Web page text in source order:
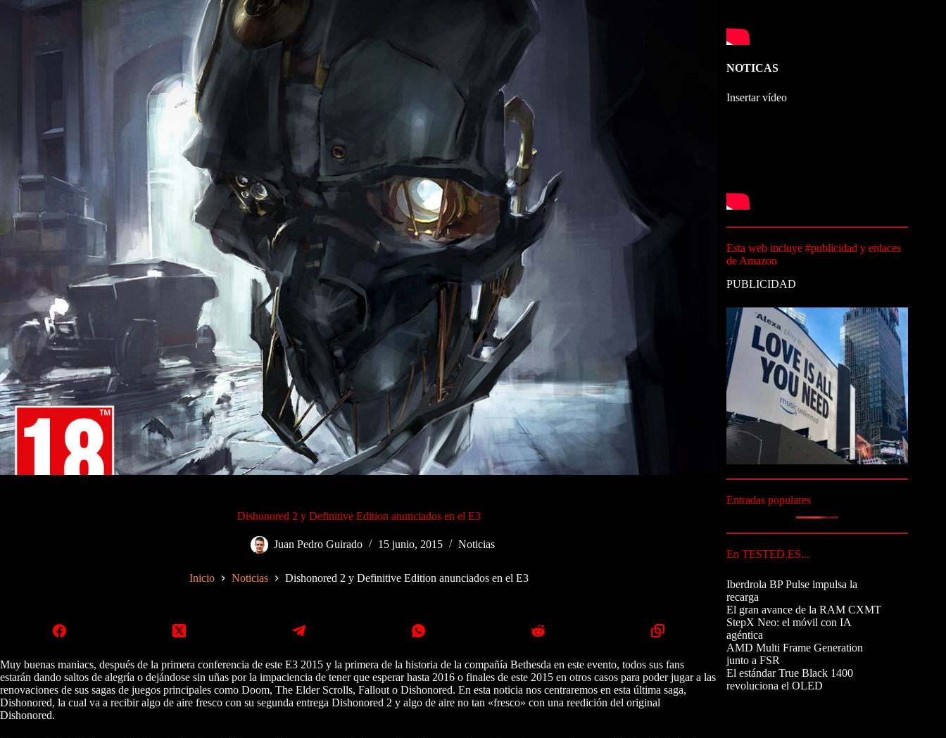
Dishonored 2 y Definitive Edition anunciados en el E3
Juan Pedro Guirado 15 junio, 2015 Noticias
Inicio Noticias Dishonored 2 y Definitive Edition anunciados en el E3
Muy buenas maniacs, después de la primera conferencia de este E3 2015 y la primera de la historia de la compañía Bethesda en este evento, todos sus fans
estarán dando saltos de alegría o dejándose sin uñas por la impaciencia de tener que esperar hasta 2016 o finales de este 2015 en otros casos para poder jugar a las
renovaciones de sus sagas de juegos principales como Doom, The Elder Scrolls, Fallout o Dishonored. En esta noticia nos centraremos en esta última saga,
Dishonored, la cual va a recibir algo de aire fresco con su segunda entrega Dishonored 2 y algo de aire no tan «fresco» con una reedición del original
Dishonored.
NOTICAS
Insertar vídeo
Esta web incluye #publicidad y enlaces
de Amazon
PUBLICIDAD
Entradas populares
En TESTED.ES...
Iberdrola BP Pulse impulsa la
recarga
El gran avance de la RAM CXMT
StepX Neo: el móvil con IA
agéntica
AMD Multi Frame Generation
junto a FSR
El estándar True Black 1400
revoluciona el OLED